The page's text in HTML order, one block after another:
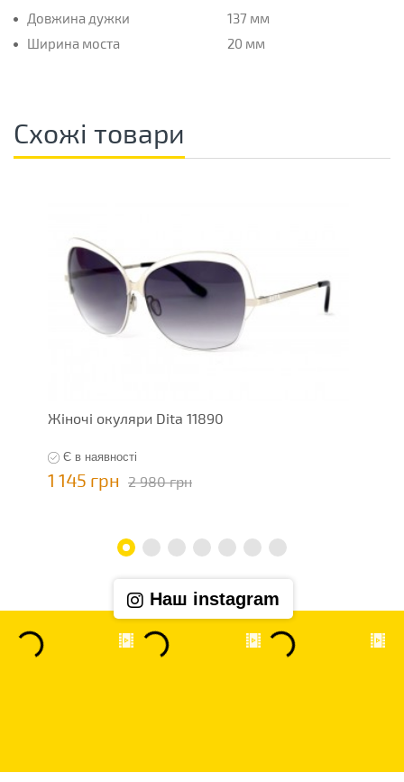
Довжина дужки
137 мм
Ширина моста
20 мм
Схожі товари
Жіночі окуляри Dita 11890
Є в наявності
1 145 грн 2 980 грн
Наш instagram